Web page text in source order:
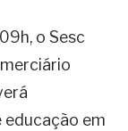
o Sesc
em